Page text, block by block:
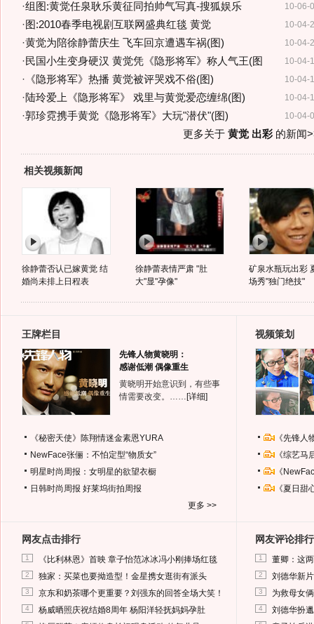
10-06-
·组图:黄觉任泉耿乐黄征同拍帅气写真-搜狐娱乐
10-04-
· 图:2010春季电视剧互联网盛典红毯 黄觉
10-04-
·黄觉为陪徐静蕾庆生 飞车回京遭遇车祸(图)
10-04-
·民国小生变身硬汉 黄觉凭《隐形将军》称人气王(图
10-04-
· 《隐形将军》热播 黄觉被评哭戏不俗(图)
10-04-
·陆玲爱上《隐形将军》 戏里与黄觉爱恋缠绵(图)
10-04-
·郭珍霓携手黄觉《隐形将军》大玩"潜伏"(图)
更多关于 黄觉 出彩的新闻
相关视频新闻
徐静蕾否认已嫁黄觉 结
婚尚未排上日程表
徐静蕾表情严肃 "肚
大"显"孕像"
矿泉水瓶玩出彩
场秀"独门绝技"
王牌栏目
先锋人物黄晓明：
感谢低潮 偶像重生
黄晓明开始意识到，有些事
情需要改变。…… [详细]
《秘密天使》陈翔情迷金素恩YURA
NewFace张俪：不怕定型“物质女”
明星时尚周报：女明星的欲望衣橱
日韩时尚周报 好莱坞街拍周报
更多 >>
视频策划
《先锋
《综艺
《
《夏日
网友点击排行
1 《比利林恩》首映 章子怡范冰冰冯小刚捧场红毯
2 独家：买菜也要拗造型！金星携女逛街有派头
3 京东和奶茶哪个更重要？刘强东的回答全场大笑！
4 杨威晒照庆祝结婚8周年 杨阳洋轻抚妈妈孕肚
网友评论排行
1 董卿：这
2 刘德华新
3 为救母女
4 刘德华扮